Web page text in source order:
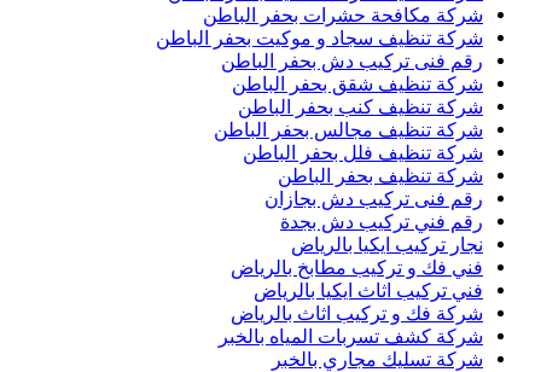
شركة مكافحة حشرات بحفر الباطن
شركة تنظيف سجاد و موكيت بحفر الباطن
رقم فنى تركيب دش بحفر الباطن
شركة تنظيف شقق بحفر الباطن
شركة تنظيف كنب بحفر الباطن
شركة تنظيف مجالس بحفر الباطن
شركة تنظيف فلل بحفر الباطن
شركة تنظيف بحفر الباطن
رقم فنى تركيب دش بجازان
رقم فني تركيب دش بجدة
نجار تركيب ايكيا بالرياض
فني فك و تركيب مطابخ بالرياض
فني تركيب اثاث ايكيا بالرياض
شركة فك و تركيب اثاث بالرياض
شركة كشف تسربات المياه بالخبر
شركة تسليك مجاري بالخبر